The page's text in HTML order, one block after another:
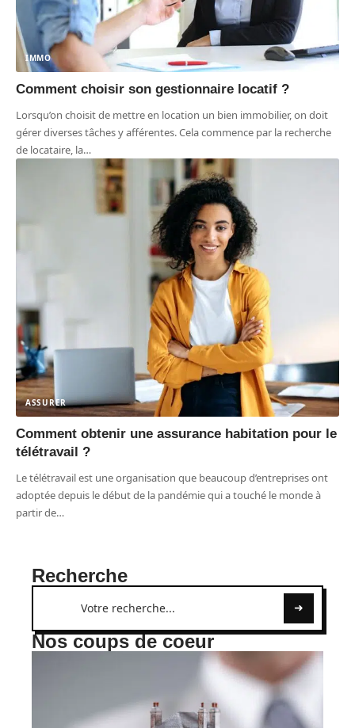
IMMO
Comment choisir son gestionnaire locatif ?
Lorsqu’on choisit de mettre en location un bien immobilier, on doit
gérer diverses tâches y afférentes. Cela commence par la recherche
de locataire, la…
ASSURER
Comment obtenir une assurance habitation pour le
télétravail ?
Le télétravail est une organisation que beaucoup d’entreprises ont
adoptée depuis le début de la pandémie qui a touché le monde à
partir de…
Recherche
Nos coups de coeur